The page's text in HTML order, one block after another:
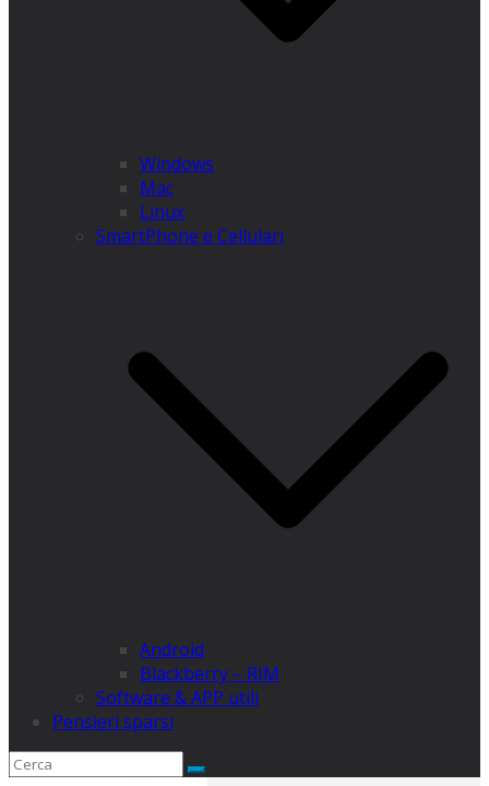
Windows
Mac
Linux
SmartPhone e Cellulari
Android
Blackberry – RIM
Software & APP utili
Pensieri sparsi